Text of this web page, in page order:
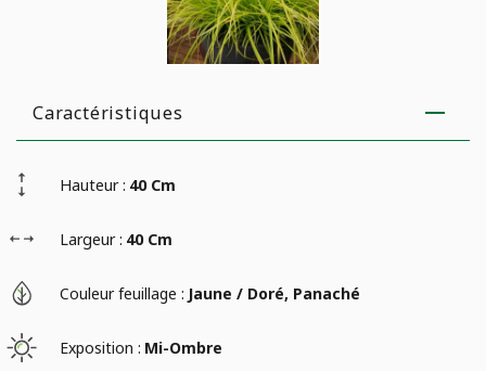
Caractéristiques
Hauteur : 40 Cm
Largeur : 40 Cm
Couleur feuillage : Jaune / Doré, Panaché
Exposition : Mi-Ombre